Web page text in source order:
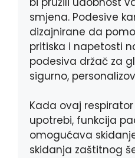
smjena. Podesive
dizajnirane da
pritiska i napetosti
podesiva držač za
sigurno,
Kada ovaj
upotrebi, funkcija
omogućava
skidanja zaštitnog